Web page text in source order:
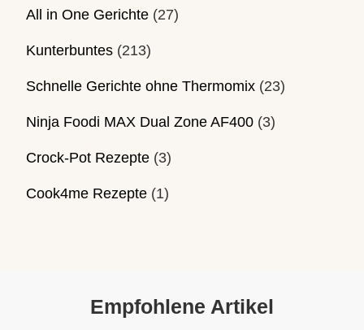
All in One Gerichte (27)
Kunterbuntes (213)
Schnelle Gerichte ohne Thermomix (23)
Ninja Foodi MAX Dual Zone AF400 (3)
Crock-Pot Rezepte (3)
Cook4me Rezepte (1)
Empfohlene Artikel